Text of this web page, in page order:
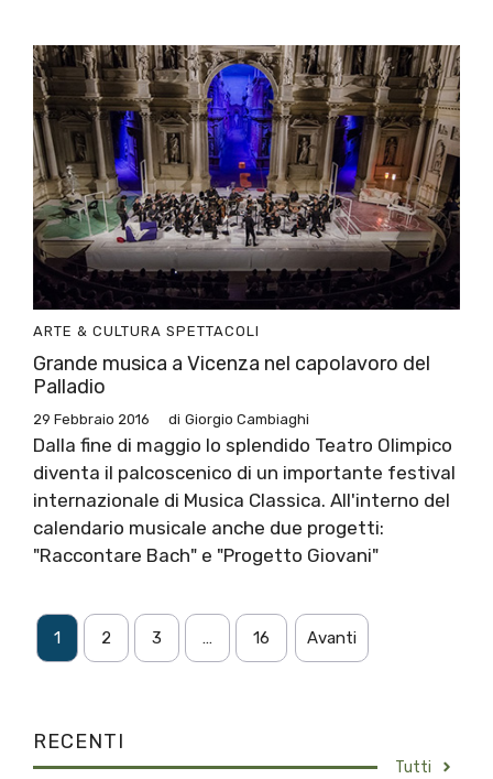
ARTE & CULTURA SPETTACOLI
Grande musica a Vicenza nel capolavoro del
Palladio
29 Febbraio 2016 di Giorgio Cambiaghi
Dalla fine di maggio lo splendido Teatro Olimpico
diventa il palcoscenico di un importante festival
internazionale di Musica Classica. All'interno del
calendario musicale anche due progetti:
"Raccontare Bach" e "Progetto Giovani"
1 2 3 … 16 Avanti
RECENTI
Tutti